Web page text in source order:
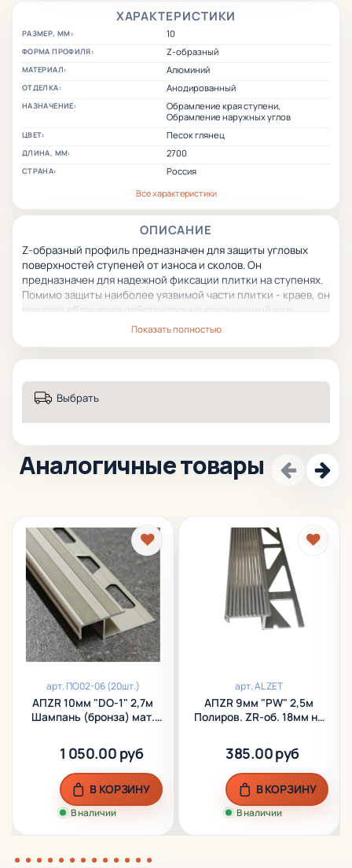
ХАРАКТЕРИСТИКИ
РАЗМЕР, ММ: 10
ФОРМА ПРОФИЛЯ: Z-образный
МАТЕРИАЛ: Алюминий
ОТДЕЛКА: Анодированный
НАЗНАЧЕНИЕ:
Обрамление края ступени,
Обрамление наружных углов
ЦВЕТ: Песок глянец
ДЛИНА, ММ: 2700
СТРАНА:
Россия
Все характеристики
ОПИСАНИЕ
Z-образный профиль предназначен для защиты угловых
поверхностей ступеней от износа и сколов. Он
предназначен для надежной фиксации плитки на ступенях.
Помимо защиты наиболее уязвимой части плитки - краев, он
придает облицовке действительно законченный вид.
Профиль имеет рифленую, противоскользящую
Показать полностью
Выбрать
Аналогичные товары
арт.ПО02-06 (20шт.)
АПZR 10мм "DO-1" 2,7м
Шампань (бронза) мат.
анод. алюм.
1 050.00 руб
В наличии
В КОРЗИНУ
арт.AL ZET
АПZR 9мм "PW" 2,5м
Полиров. ZR-об. 18мм на
385.00 руб
В наличии
В КОРЗИНУ